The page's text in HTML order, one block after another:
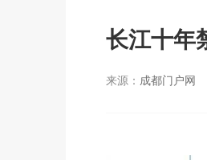
长江十年
来源： 成都门户网